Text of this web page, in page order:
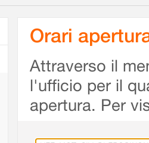
Orari
Attraverso il
l'ufficio per il
apertura. Per